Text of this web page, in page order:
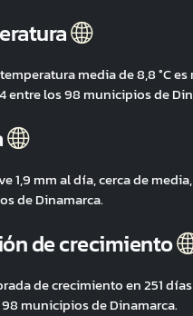
media de 8,8 °C
entre los 98 municipios de
1,9 mm al día, cerca de
de Dinamarca.
de crecimiento
de crecimiento en 251
municipios de Dinamarca.